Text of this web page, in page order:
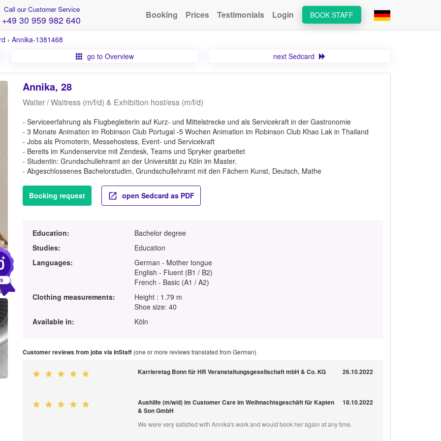
Call our Customer Service
+49 30 959 982 640 BOOK STAFF
Booking Prices Testimonials Login
› Annika-1381468
go to Overview
next Sedcard
+
Annika, 28
Waiter / Waitress (m/f/d) & Exhibition host/ess (m/f/d)
- Serviceerfahrung als Flugbegleiterin auf Kurz- und Mittelstrecke und als Servicekraft in der Gastronomie
- 3 Monate Animation im Robinson Club Portugal -5 Wochen Animation im Robinson Club Khao Lak in Thailand
- Jobs als Promoterin, Messehostess, Event- und Servicekraft
- Bereits im Kundenservice mit Zendesk, Teams und Spryker gearbeitet
- Studentin: Grundschullehramt an der Universität zu Köln im Master.
- Abgeschlossenes Bachelorstudim, Grundschullehramt mit den Fächern Kunst, Deutsch, Mathe
Booking request open Sedcard as PDF
Education:
Bachelor degree
Studies:
Education
Languages:
German - Mother tongue
English - Fluent (B1 / B2)
French - Basic (A1 / A2)
Clothing measurements:
Height : 1.79 m
Shoe size: 40
Available in:
Köln
Customer reviews from jobs via InStaff(one or more reviews translated from German)
Karrieretag Bonn für HR Veranstaltungsgesellschaft mbH & Co. KG 26.10.2022
Aushilfe (m/w/d) im Customer Care im Weihnachtsgeschäft für Kapten
& Son GmbH
18.10.2022
We were very satisfied with Annika's work and would book her again at any time.